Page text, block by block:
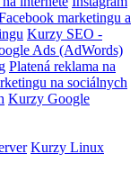
marketingu a
Kurzy SEO -
Ads (AdWords)
Platená reklama na
na sociálnych
Kurzy Google
Kurzy Linux